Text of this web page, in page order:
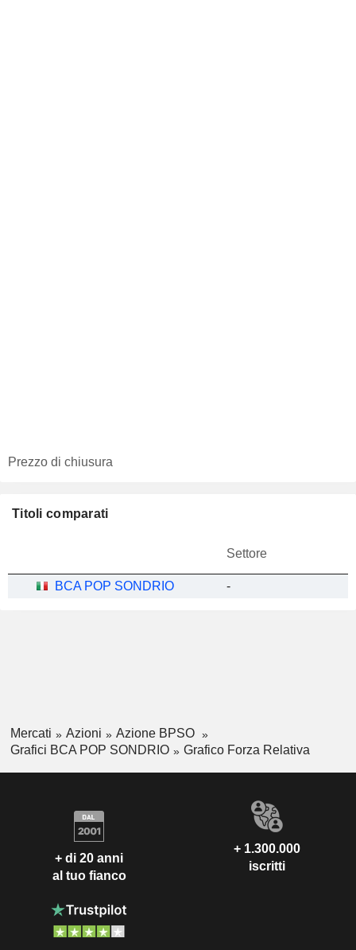
Prezzo di chiusura
Titoli comparati
Settore
BCA POP SONDRIO -
Mercati Azioni
Azione BPSO
Grafici BCA POP SONDRIO
Grafico Forza Relativa
+ di 20 anni
al tuo fianco
+ 1.300.000
iscritti